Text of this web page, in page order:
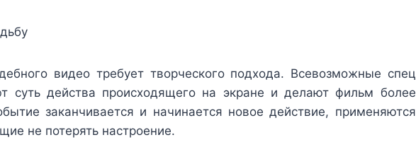
видео требует творческого подхода. Всевозможные спец
суть действа происходящего на экране и делают фильм более
заканчивается и начинается новое действие, применяются
не потерять настроение.